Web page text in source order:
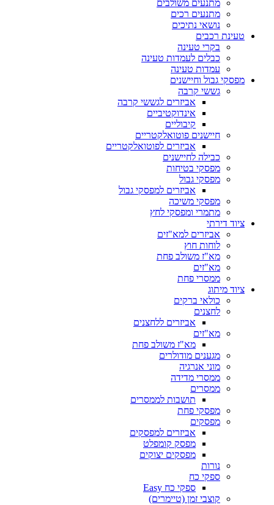
מתנעים משולבים
מתנעים רכים
נושאי נתיכים
טעינת רכבים
בקרי טעינה
כבלים לעמדות טעינה
עמדות טעינה
מפסקי גבול וחיישנים
גששי קרבה
אביזרים לגששי קרבה
אינדוקטיביים
קיבוליים
חיישנים פוטואלקטריים
אביזרים לפוטואלקטריים
כבילה לחיישנים
מפסקי בטיחות
מפסקי גבול
אביזרים למפסקי גבול
מפסקי משיכה
מתמרי ומפסקי לחץ
ציוד דירתי
אביזרים למא"זים
לוחות חוץ
מא"ז משולב פחת
מא"זים
ממסרי פחת
ציוד מיתוג
כולאי ברקים
לחצנים
אביזרים ללחצנים
מא"זים
מא"ז משולב פחת
מגענים מודולרים
מוני אנרגיה
ממסרי מדידה
ממסרים
תושבות לממסרים
מפסקי פחת
מפסקים
אביזרים למפסקים
מפסק קומפלט
מפסקים יצוקים
נורות
ספקי כח
ספקי כח Easy
קוצבי זמן (טיימרים)